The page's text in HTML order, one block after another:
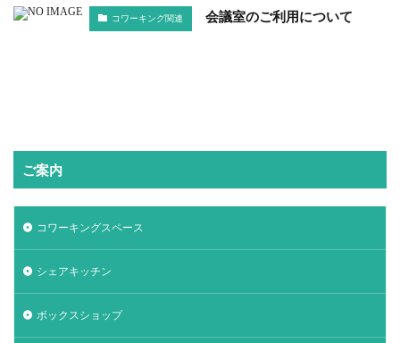
コワーキング関連 会議室のご利用について
ご案内
コワーキングスペース
シェアキッチン
ボックスショップ